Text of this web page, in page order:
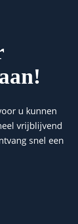
u kunnen
vrijblijvend
snel een